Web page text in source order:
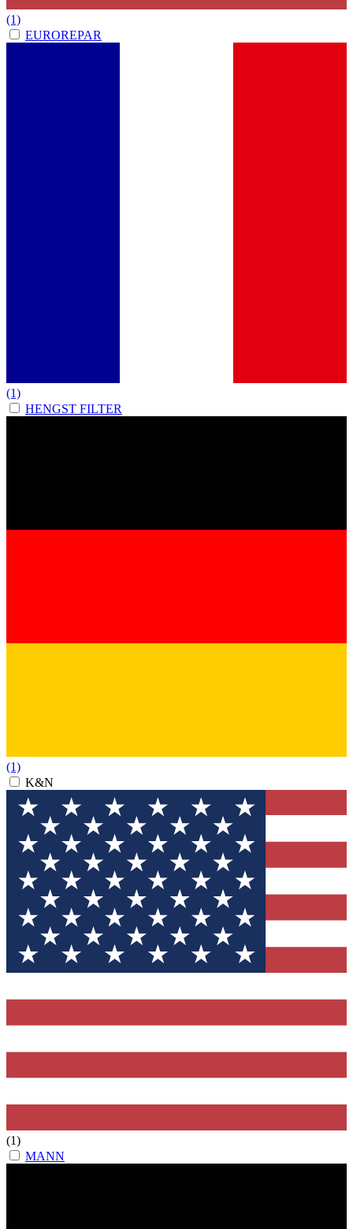
(1)
EUROREPAR
(1)
HENGST FILTER
(1)
K&N
(1)
MANN